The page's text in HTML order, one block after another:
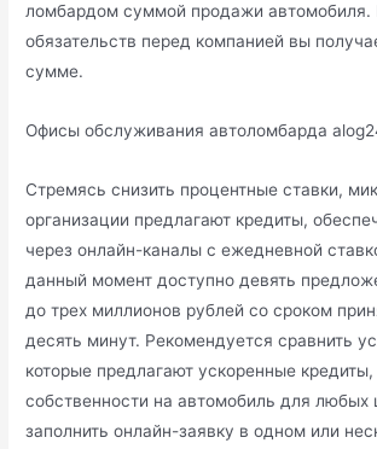
ломбардом суммой продажи автомобиля.
обязательств перед компанией вы
сумме.
Офисы обслуживания автоломбарда
Стремясь снизить процентные ставки,
организации предлагают кредиты,
через онлайн-каналы с ежедневной
данный момент доступно девять
до трех миллионов рублей со сроком
десять минут. Рекомендуется сравнить
которые предлагают ускоренные
собственности на автомобиль для любых
заполнить онлайн-заявку в одном или